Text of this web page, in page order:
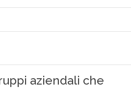
aziendali che